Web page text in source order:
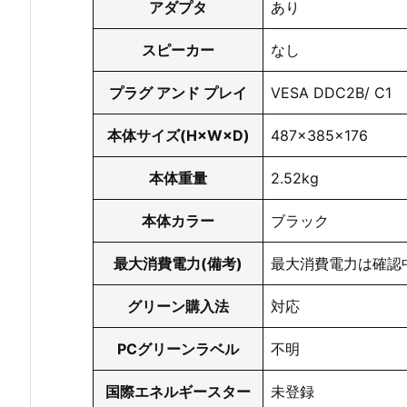
アダプタ あり
スピーカー なし
プラグ アンド プレイ VESA DDC2B/ C1
本体サイズ(H×W×D) 487x385x176
本体重量 2.52kg
本体カラー ブラック
最大消費電力(備考) 最大消費電力は確認
グリーン購入法 対応
PCグリーンラベル 不明
国際エネルギースター 未登録